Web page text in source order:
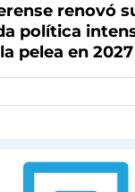
renovó
política
pelea en 2027